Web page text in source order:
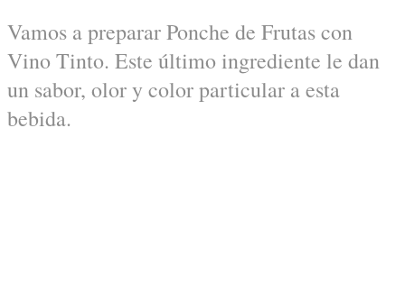
Vamos a preparar Ponche de Frutas con
Vino Tinto. Este último ingrediente le dan
un sabor, olor y color particular a esta
bebida.